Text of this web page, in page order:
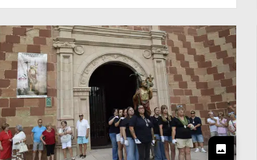
photo